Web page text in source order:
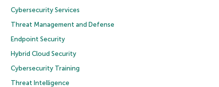
Cybersecurity Services
Threat Management and Defense
Endpoint Security
Hybrid Cloud Security
Cybersecurity Training
Threat Intelligence